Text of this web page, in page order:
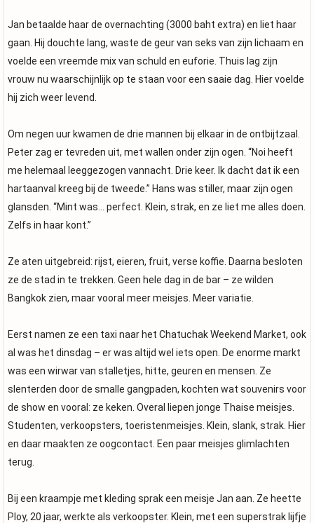
Jan betaalde haar de overnachting (3000 baht extra) en liet haar
gaan. Hij douchte lang, waste de geur van seks van zijn lichaam en
voelde een vreemde mix van schuld en euforie. Thuis lag zijn
vrouw nu waarschijnlijk op te staan voor een saaie dag. Hier voelde
hij zich weer levend.
Om negen uur kwamen de drie mannen bij elkaar in de ontbijtzaal.
Peter zag er tevreden uit, met wallen onder zijn ogen. “Noi heeft
me helemaal leeggezogen vannacht. Drie keer. Ik dacht dat ik een
hartaanval kreeg bij de tweede.” Hans was stiller, maar zijn ogen
glansden. “Mint was… perfect. Klein, strak, en ze liet me alles doen.
Zelfs in haar kont.”
Ze aten uitgebreid: rijst, eieren, fruit, verse koffie. Daarna besloten
ze de stad in te trekken. Geen hele dag in de bar – ze wilden
Bangkok zien, maar vooral meer meisjes. Meer variatie.
Eerst namen ze een taxi naar het Chatuchak Weekend Market, ook
al was het dinsdag – er was altijd wel iets open. De enorme markt
was een wirwar van stalletjes, hitte, geuren en mensen. Ze
slenterden door de smalle gangpaden, kochten wat souvenirs voor
de show en vooral: ze keken. Overal liepen jonge Thaise meisjes.
Studenten, verkoopsters, toeristenmeisjes. Klein, slank, strak. Hier
en daar maakten ze oogcontact. Een paar meisjes glimlachten
terug.
Bij een kraampje met kleding sprak een meisje Jan aan. Ze heette
Ploy, 20 jaar, werkte als verkoopster. Klein, met een superstrak lijfje